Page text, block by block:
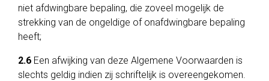
niet afdwingbare bepaling, die zoveel mogelijk de
strekking van de ongeldige of onafdwingbare bepaling
heeft;
2.6 Een afwijking van deze Algemene Voorwaarden is
slechts geldig indien zij schriftelijk is overeengekomen.